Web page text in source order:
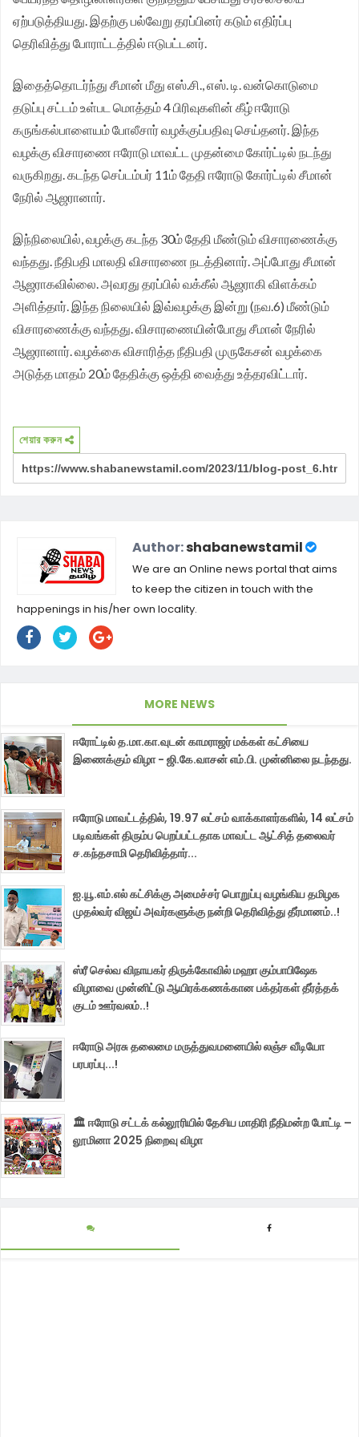
ஏற்படுத்தியது. இதற்கு பல்வேறு தரப்பினர் கடும் எதிர்ப்பு
தெரிவித்து போராட்டத்தில் ஈடுபட்டனர்.
இதைத்தொடர்ந்து சீமான் மீது எஸ்.சி., எஸ். டி. வன்கொடுமை
தடுப்பு சட்டம் உள்பட மொத்தம் 4 பிரிவுகளின் கீழ் ஈரோடு
கருங்கல்பாளையம் போலீசார் வழக்குப்பதிவு செய்தனர். இந்த
வழக்கு விசாரணை ஈரோடு மாவட்ட முதன்மை கோர்ட்டில் நடந்து
வருகிறது. கடந்த செப்டம்பர் 11ம் தேதி ஈரோடு கோர்ட்டில் சீமான்
நேரில் ஆஜரானார்.
இந்நிலையில், வழக்கு கடந்த 30ம் தேதி மீண்டும் விசாரணைக்கு
வந்தது. நீதிபதி மாலதி விசாரணை நடத்தினார். அப்போது சீமான்
ஆஜராகவில்லை. அவரது தரப்பில் வக்கீல் ஆஜராகி விளக்கம்
அளித்தார். இந்த நிலையில் இவ்வழக்கு இன்று (நவ.6) மீண்டும்
விசாரணைக்கு வந்தது. விசாரணையின்போது சீமான் நேரில்
ஆஜரானார். வழக்கை விசாரித்த நீதிபதி முருகேசன் வழக்கை
அடுத்த மாதம் 20ம் தேதிக்கு ஒத்தி வைத்து உத்தரவிட்டார்.
শেয়ার করুন
Author:shabanewstamil
We are an Online news portal that aims
to keep the citizen in touch with the
happenings in his/her own locality.
MORE NEWS
ஈரோட்டில் த.மா.கா.வுடன் காமராஜர் மக்கள் கட்சியை
இணைக்கும் விழா - ஜி.கே.வாசன் எம்.பி. முன்னிலை நடந்தது.
ஈரோடு மாவட்டத்தில், 19.97 லட்சம் வாக்காளர்களில், 14 லட்சம்
படிவங்கள் திரும்ப பெறப்பட்டதாக மாவட்ட ஆட்சித் தலைவர்
ச.கந்தசாமி தெரிவித்தார்...
ஐ.யூ.எம்.எல் கட்சிக்கு அமைச்சர் பொறுப்பு வழங்கிய தமிழக
முதல்வர் விஜய் அவர்களுக்கு நன்றி தெரிவித்து தீர்மானம்..!
ஸ்ரீ செல்வ விநாயகர் திருக்கோவில் மஹா கும்பாபிஷேக
விழாவை முன்னிட்டு ஆயிரக்கணக்கான பக்தர்கள் தீர்த்தக்
குடம் ஊர்வலம்..!
ஈரோடு அரசு தலைமை மருத்துவமனையில் லஞ்ச வீடியோ
பரபரப்பு...!
🏛️ ஈரோடு சட்டக் கல்லூரியில் தேசிய மாதிரி நீதிமன்ற போட்டி –
லூமினா 2025 நிறைவு விழா